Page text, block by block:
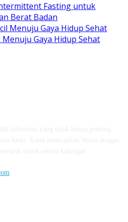
Fasting untuk
Berat Badan
Menuju Gaya Hidup Sehat
Menuju Gaya Hidup Sehat